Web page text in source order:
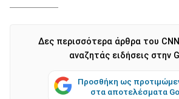
Δες περισσότερα άρθρα του
αναζητάς ειδήσεις στην
Προσθήκη ως
στα αποτελέσματα